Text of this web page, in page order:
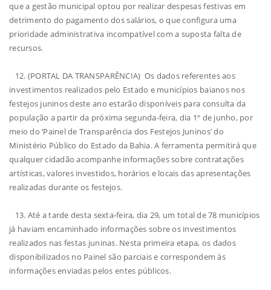
que a gestão municipal optou por realizar despesas festivas em
detrimento do pagamento dos salários, o que configura uma
prioridade administrativa incompatível com a suposta falta de
recursos.
12. (PORTAL DA TRANSPARÊNCIA) Os dados referentes aos
investimentos realizados pelo Estado e municípios baianos nos
festejos juninos deste ano estarão disponíveis para consulta da
população a partir da próxima segunda-feira, dia 1º de junho, por
meio do ‘Painel de Transparência dos Festejos Juninos’ do
Ministério Público do Estado da Bahia. A ferramenta permitirá que
qualquer cidadão acompanhe informações sobre contratações
artísticas, valores investidos, horários e locais das apresentações
realizadas durante os festejos.
13. Até a tarde desta sexta-feira, dia 29, um total de 78 municípios
já haviam encaminhado informações sobre os investimentos
realizados nas festas juninas. Nesta primeira etapa, os dados
disponibilizados no Painel são parciais e correspondem às
informações enviadas pelos entes públicos.